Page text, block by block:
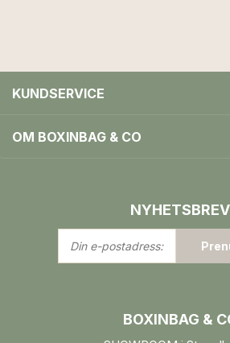
KUNDSERVICE
OM BOXINBAG & CO
NYHETSBREV
Din
e-
BOXINBAG &